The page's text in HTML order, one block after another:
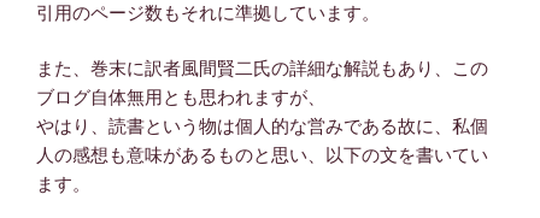
引用のページ数もそれに準拠しています。
また、巻末に訳者風間賢二氏の詳細な解説もあり、この
ブログ自体無用とも思われますが、
やはり、読書という物は個人的な営みである故に、私個
人の感想も意味があるものと思い、以下の文を書いてい
ます。